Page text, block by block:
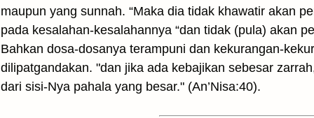
maupun yang sunnah. “Maka dia tidak khawatir akan
pada kesalahan-kesalahannya “dan tidak (pula) akan
Bahkan dosa-dosanya terampuni dan kekurangan-
dilipatgandakan. "dan jika ada kebajikan sebesar
dari sisi-Nya pahala yang besar." (An’Nisa:40).